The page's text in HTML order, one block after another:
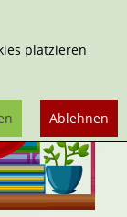
platzieren
Ablehnen